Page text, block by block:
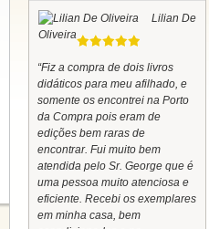
Lilian De
Oliveira
“Fiz a compra de dois livros
didáticos para meu afilhado, e
somente os encontrei na Porto
da Compra pois eram de
edições bem raras de
encontrar. Fui muito bem
atendida pelo Sr. George que é
uma pessoa muito atenciosa e
eficiente. Recebi os exemplares
em minha casa, bem